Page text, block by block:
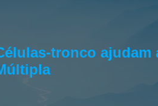
tronco ajudam